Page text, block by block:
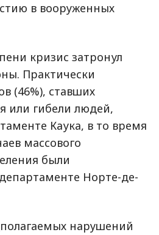
в вооруженных
кризис затронул
Практически
(46%), ставших
или гибели людей,
Каука, в то время
массового
были
Норте-де-
нарушений